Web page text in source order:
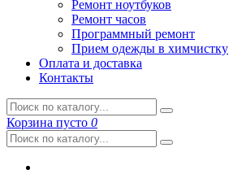
Ремонт ноутбуков
Ремонт часов
Программный ремонт
Прием одежды в химчистку
Оплата и доставка
Контакты
Корзина пусто 0